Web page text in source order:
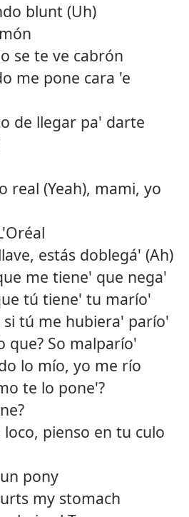
blunt (Uh)
se te ve cabrón
me pone cara 'e
de llegar pa' darte
real (Yeah), mami, yo
estás doblegá' (Ah)
me tiene' que nega'
tú tiene' tu marío'
tú me hubiera' parío'
que? So malparío'
lo mío, yo me río
te lo pone'?
pienso en tu culo
pony
my stomach